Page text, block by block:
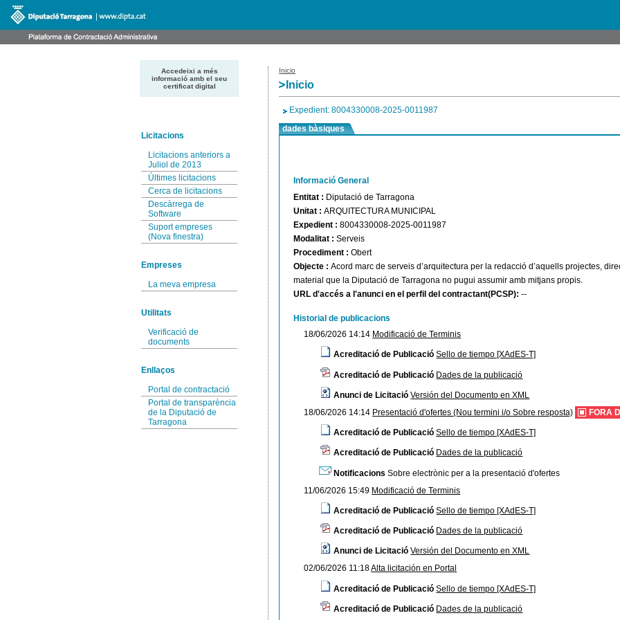
Accedeixi a més
informació amb el seu
certificat digital
Licitacions
Licitacions anteriors a
Juliol de 2013
Últimes licitacions
Cerca de licitacions
Descàrrega de
Software
Suport empreses
(Nova finestra)
Empreses
La meva empresa
Utilitats
Verificació de
documents
Enllaços
Portal de contractació
Portal de transparència
de la Diputació de
Tarragona
Inicio
Inicio
Expedient: 8004330008-2025-0011987
dades bàsiques
Informació General
Entitat : Diputació de Tarragona
Unitat :ARQUITECTURA MUNICIPAL
Expedient :8004330008-2025-0011987
Modalitat :Serveis
Procediment :Obert
Objecte :Acord marc de serveis d’arquitectura per la redacció d’aquells projectes,
material que la Diputació de Tarragona no pugui assumir amb mitjans propis.
URL d'accés a l'anunci en el perfil del contractant(PCSP):--
Historial de publicacions
18/06/2026 14:14 Modificació de Terminis
Acreditació de Publicació Sello de tiempo [XAdES-T]
Acreditació de Publicació Dades de la publicació
Anunci de Licitació Versión del Documento en XML
18/06/2026 14:14 Presentació d'ofertes (Nou termini i/o Sobre resposta) FORA
Acreditació de Publicació Sello de tiempo [XAdES-T]
Acreditació de Publicació Dades de la publicació
Notificacions Sobre electrònic per a la presentació d'ofertes
11/06/2026 15:49 Modificació de Terminis
Acreditació de Publicació Sello de tiempo [XAdES-T]
Acreditació de Publicació Dades de la publicació
Anunci de Licitació Versión del Documento en XML
02/06/2026 11:18Alta licitación en Portal
Acreditació de Publicació Sello de tiempo [XAdES-T]
Acreditació de Publicació Dades de la publicació